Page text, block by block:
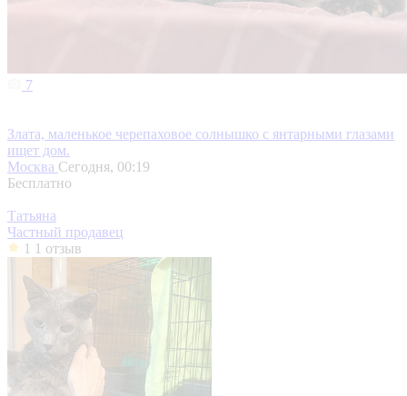
7
Злата, маленькое черепаховое солнышко с янтарными глазами
ищет дом.
Москва Сегодня, 00:19
Бесплатно
Татьяна
Частный продавец
1 1 отзыв